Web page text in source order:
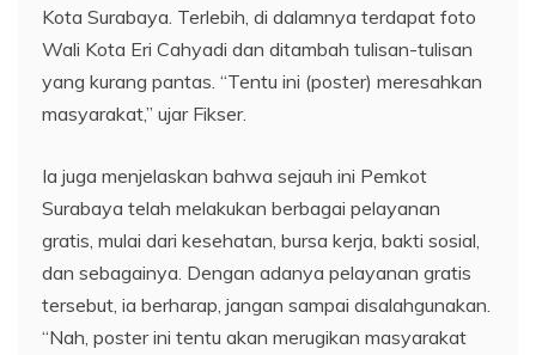
Kota Surabaya. Terlebih, di dalamnya terdapat foto
Wali Kota Eri Cahyadi dan ditambah tulisan-tulisan
yang kurang pantas. “Tentu ini (poster) meresahkan
masyarakat,” ujar Fikser.
Ia juga menjelaskan bahwa sejauh ini Pemkot
Surabaya telah melakukan berbagai pelayanan
gratis, mulai dari kesehatan, bursa kerja, bakti sosial,
dan sebagainya. Dengan adanya pelayanan gratis
tersebut, ia berharap, jangan sampai disalahgunakan.
“Nah, poster ini tentu akan merugikan masyarakat